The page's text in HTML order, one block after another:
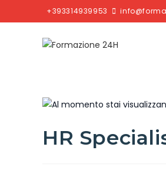
+393314939953
HR